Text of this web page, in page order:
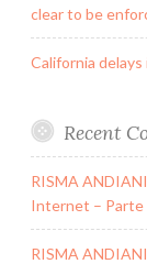
clear to be
California
Recent
RISMA ANDIANI
Internet –
RISMA ANDIANI